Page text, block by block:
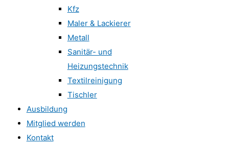
Kfz
Maler & Lackierer
Metall
Sanitär- und
Heizungstechnik
Textilreinigung
Tischler
Ausbildung
Mitglied werden
Kontakt